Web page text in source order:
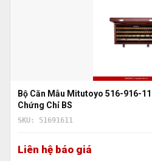
Bộ Căn Mẫu Mitutoyo 516-916-
Chứng Chỉ BS
SKU: 51691611
Liên hệ báo giá